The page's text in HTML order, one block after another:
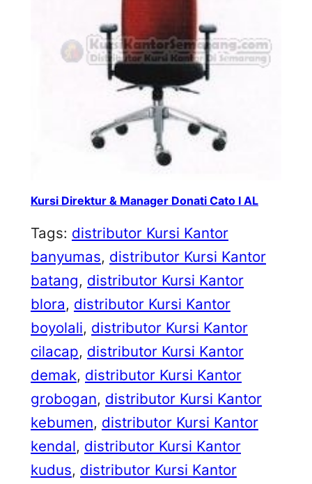
Kursi Direktur & Manager Donati Cato I AL
Tags: distributor Kursi Kantor
banyumas, distributor Kursi Kantor
batang, distributor Kursi Kantor
blora, distributor Kursi Kantor
boyolali, distributor Kursi Kantor
cilacap, distributor Kursi Kantor
demak, distributor Kursi Kantor
grobogan, distributor Kursi Kantor
kebumen, distributor Kursi Kantor
kendal, distributor Kursi Kantor
kudus, distributor Kursi Kantor